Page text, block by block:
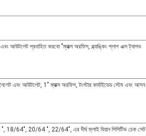
প্রবাহিত করবো "ম্যাক্স অরফিস, ব্ল্যাঙ্কিং প্লাগ এক্স ট্যাপড
এবং আউটলেট, 1" ম্যাক্স অরফিস, টংস্টার কার্বাইডেড স্টেম এবং আসন
20/64 ", 22/64", এর দীর্ঘ ফ্লাই বিয়ান পিসিটিভ চেক সেট